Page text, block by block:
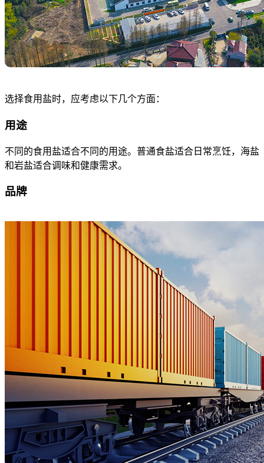
选择食用盐时，应考虑以下几个方面：
用途
不同的食用盐适合不同的用途。普通食盐适合日常烹饪，海盐
和岩盐适合调味和健康需求。
品牌